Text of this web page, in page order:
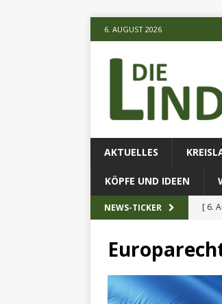
6. AUGUST 2026
AKTUELLES
KÖPFE UND IDEEN
NEWS-TICKER [ 6.
[ 6.